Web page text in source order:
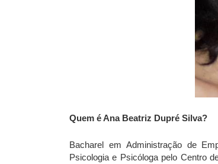
Quem é Ana Beatriz Dupré Silva?
Bacharel em Administração de
Psicologia e Psicóloga pelo Centro